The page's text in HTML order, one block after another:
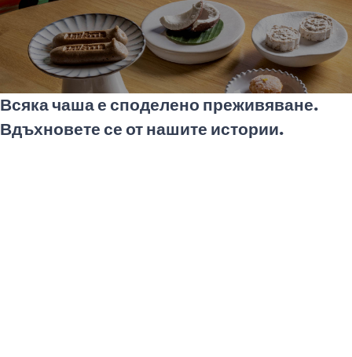
Всяка чаша е споделено преживяване.
Вдъхновете се от нашите истории.